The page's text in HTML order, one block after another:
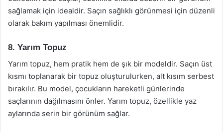
sağlamak için idealdir. Saçın sağlıklı görünmesi için düzenli
olarak bakım yapılması önemlidir.
8. Yarım Topuz
Yarım topuz, hem pratik hem de şık bir modeldir. Saçın üst
kısmı toplanarak bir topuz oluşturulurken, alt kısım serbest
bırakılır. Bu model, çocukların hareketli günlerinde
saçlarının dağılmasını önler. Yarım topuz, özellikle yaz
aylarında serin bir görünüm sağlar.